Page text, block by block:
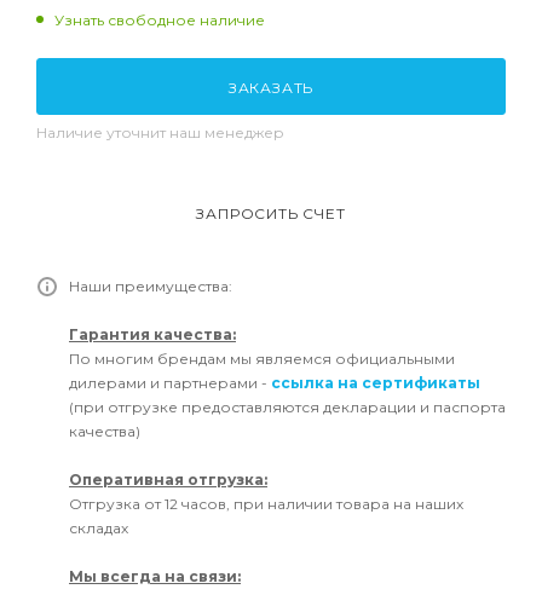
Узнать свободное наличие
ЗАКАЗАТЬ
Наличие уточнит наш менеджер
ЗАПРОСИТЬ СЧЕТ
Наши преимущества:
Гарантия качества:
По многим брендам мы являемся официальными
дилерами и партнерами - ссылка на сертификаты
(при отгрузке предоставляются декларации и паспорта
качества)
Оперативная отгрузка:
Отгрузка от 12 часов, при наличии товара на наших
складах
Мы всегда на связи: